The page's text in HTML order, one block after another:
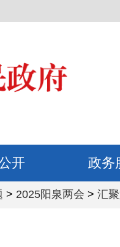
开 政务
> 2025阳泉两会 > 汇